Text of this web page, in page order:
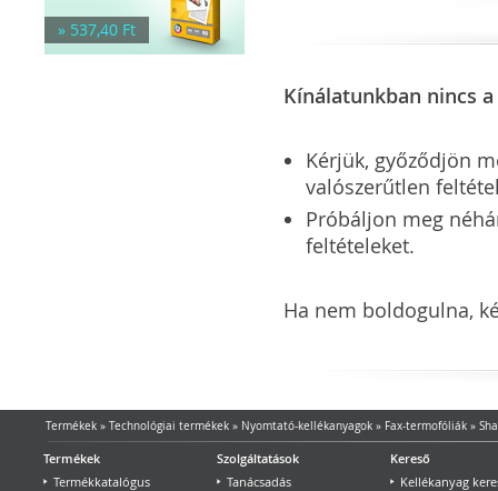
» 537,40 Ft
Kínálatunkban nincs
Kérjük, győződjön
valószerűtlen
Próbáljon meg
feltételeket.
Ha nem boldogulna,
Termékek» Technológiai termékek» Nyomtató-kellékanyagok» Fax-termofóliák»
Termékek
Termékkatalógus
Szolgáltatások
Tanácsadás
Kereső
Kellékanyag